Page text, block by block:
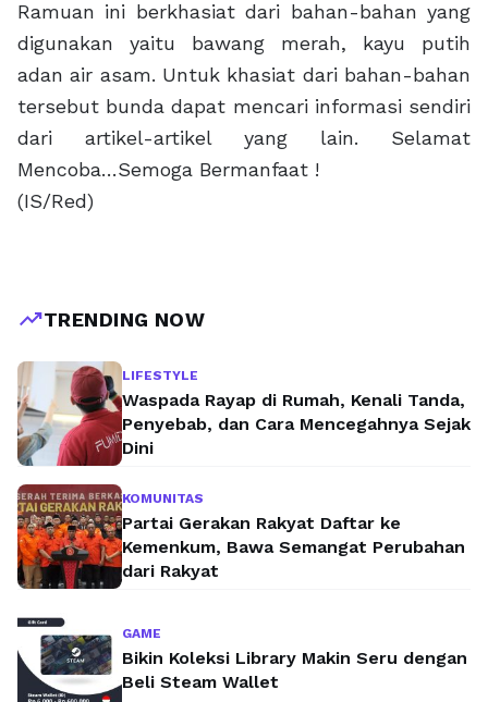
Ramuan ini berkhasiat dari bahan-bahan yang
digunakan yaitu bawang merah, kayu putih
adan air asam. Untuk khasiat dari bahan-bahan
tersebut bunda dapat mencari informasi sendiri
dari artikel-artikel yang lain. Selamat
Mencoba…Semoga Bermanfaat !
(IS/Red)
trending_upTRENDING NOW
LIFESTYLE
Waspada Rayap di Rumah, Kenali Tanda,
Penyebab, dan Cara Mencegahnya Sejak
Dini
KOMUNITAS
Partai Gerakan Rakyat Daftar ke
Kemenkum, Bawa Semangat Perubahan
dari Rakyat
GAME
Bikin Koleksi Library Makin Seru dengan
Beli Steam Wallet